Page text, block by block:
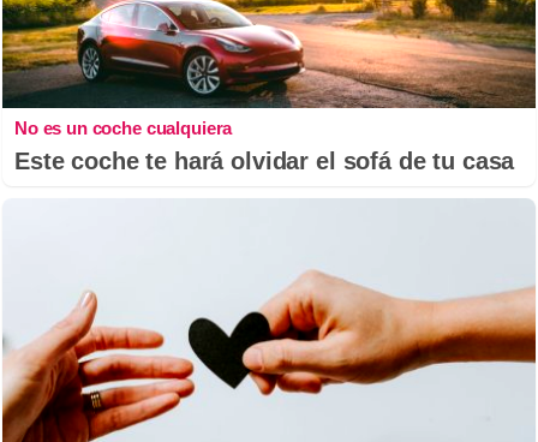
No es un coche cualquiera
Este coche te hará olvidar el sofá de tu casa